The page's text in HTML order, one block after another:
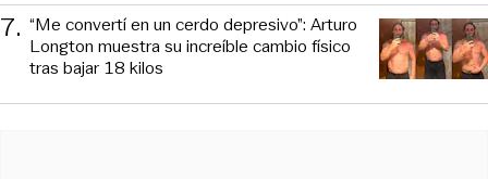
7. “Me convertí en un cerdo depresivo”: Arturo
Longton muestra su increíble cambio físico
tras bajar 18 kilos